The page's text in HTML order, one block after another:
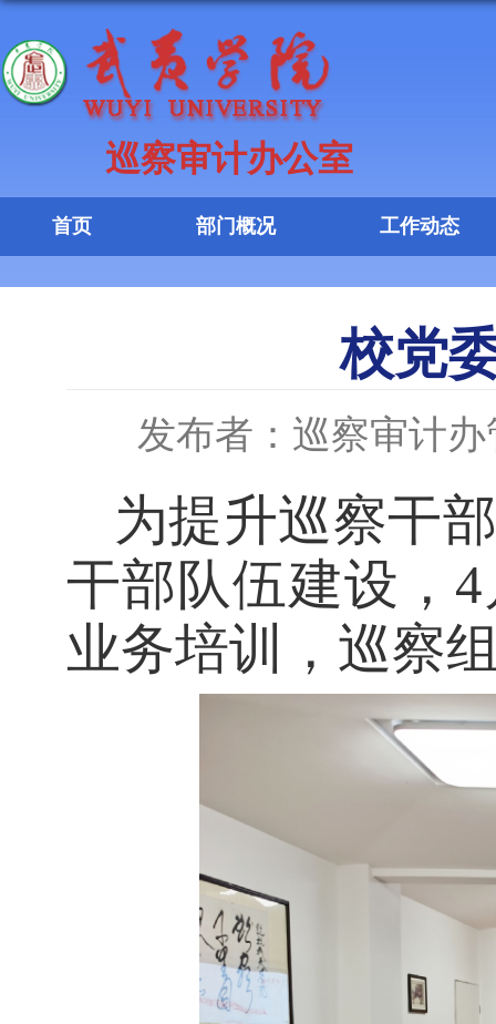
巡察审计办公室
首页 部门概况 工作动态
校党
发布者：巡察审计
为提升巡察干
干部队伍建设 ，
业务培训
，巡察